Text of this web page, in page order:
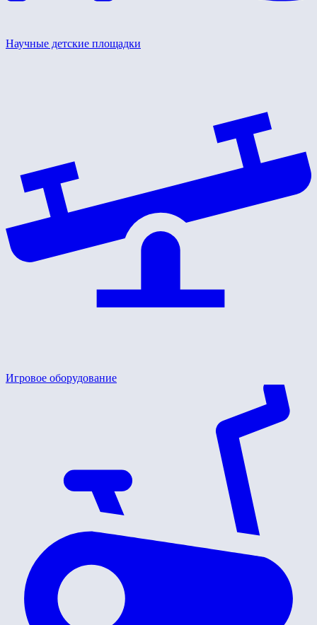
Научные детские площадки
Игровое оборудование